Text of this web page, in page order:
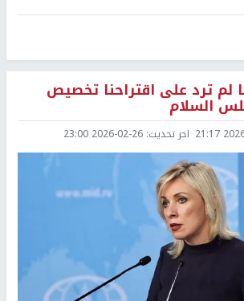
لم ترد على اقتراحنا تخصيص
السلام
2026- اخر تحديث: 2026-02-26 23:00